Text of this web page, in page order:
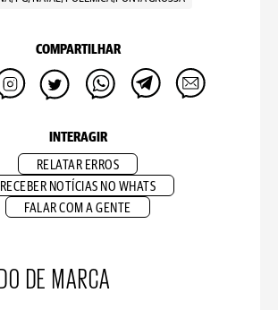
COMPARTILHAR
INTERAGIR
RELATAR ERROS
RECEBER NOTÍCIAS NO WHATS
FALAR COM A GENTE
DE MARCA